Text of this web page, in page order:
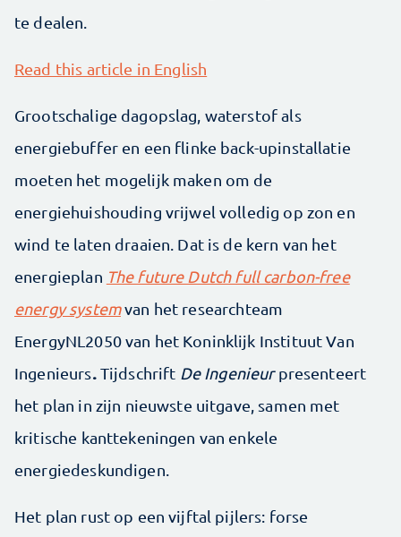
te dealen.
Read this article in English
Grootschalige dagopslag, waterstof als
energiebuffer en een flinke back-upinstallatie
moeten het mogelijk maken om de
energiehuishouding vrijwel volledig op zon en
wind te laten draaien. Dat is de kern van het
energieplan The future Dutch full carbon-free
energy systemvan het researchteam
EnergyNL2050 van het Koninklijk Instituut Van
Ingenieurs. Tijdschrift De Ingenieurpresenteert
het plan in zijn nieuwste uitgave, samen met
kritische kanttekeningen van enkele
energiedeskundigen.
Het plan rust op een vijftal pijlers: forse